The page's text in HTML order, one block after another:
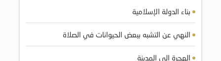
بناء الدولة الإسلامية
النهي عن التشبه ببعض الحيوانات في الصلاة
الهجرة إلى المدينة